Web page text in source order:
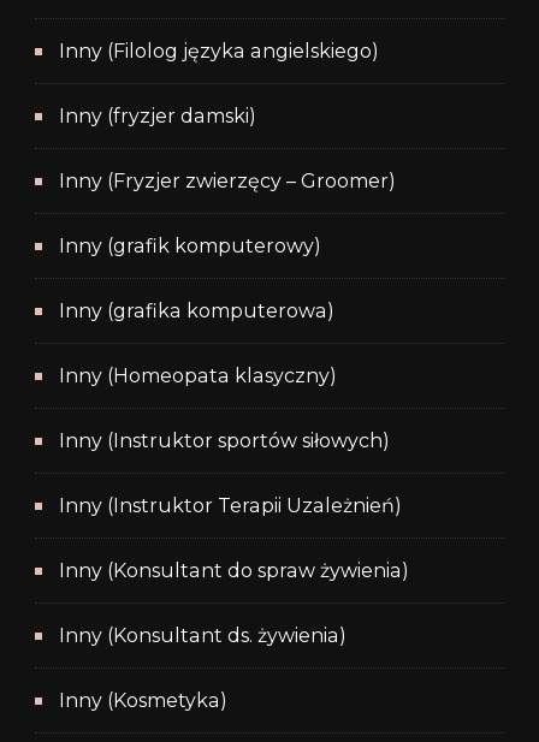
Inny (Filolog języka angielskiego)
Inny (fryzjer damski)
Inny (Fryzjer zwierzęcy – Groomer)
Inny (grafik komputerowy)
Inny (grafika komputerowa)
Inny (Homeopata klasyczny)
Inny (Instruktor sportów siłowych)
Inny (Instruktor Terapii Uzależnień)
Inny (Konsultant do spraw żywienia)
Inny (Konsultant ds. żywienia)
Inny (Kosmetyka)